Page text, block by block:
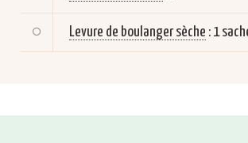
Levure de boulanger sèche : 1